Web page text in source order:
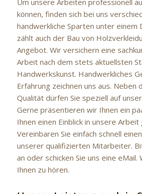
können, finden sich bei uns
handwerkliche Sparten unter einem
zählt auch der Bau von
Angebot. Wir versichern eine
Arbeit nach dem stets aktuellsten
Handwerkskunst. Handwerkliches
Erfahrung zeichnen uns aus. Neben
Qualität dürfen Sie speziell auf
Gerne präsentieren wir Ihnen ein
Ihnen einen Einblick in unsere Arbeit
Vereinbaren Sie einfach schnell
unserer qualifizierten Mitarbeiter.
an oder schicken Sie uns eine eMail.
Ihnen zu hören.